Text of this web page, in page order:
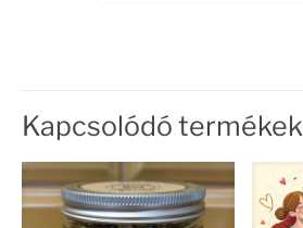
Kapcsolódó termékek